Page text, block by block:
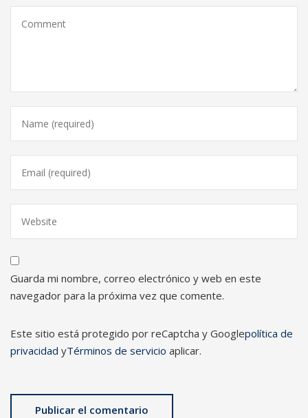
Guarda mi nombre, correo electrónico y web en este
navegador para la próxima vez que comente.
Este sitio está protegido por reCaptcha y Googlepolítica de
privacidad yTérminos de servicio aplicar.